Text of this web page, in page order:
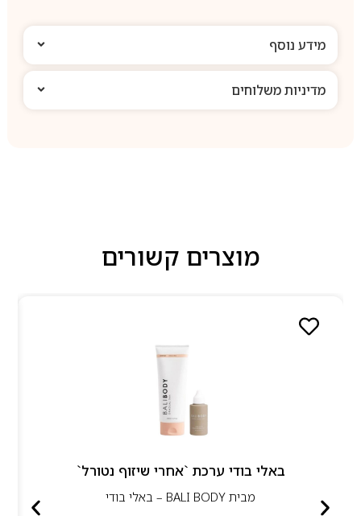
מידע נוסף
מדיניות משלוחים
מוצרים קשורים
באלי בודי ערכת `אחרי שיזוף נטורל`
מבית BALI BODY – באלי בודי